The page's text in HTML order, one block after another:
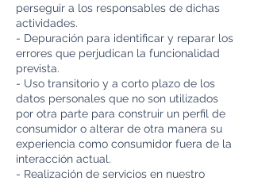
perseguir a los responsables de dichas
actividades.
- Depuración para identificar y reparar los
errores que perjudican la funcionalidad
prevista.
- Uso transitorio y a corto plazo de los
datos personales que no son utilizados
por otra parte para construir un perfil de
consumidor o alterar de otra manera su
experiencia como consumidor fuera de la
interacción actual.
- Realización de servicios en nuestro